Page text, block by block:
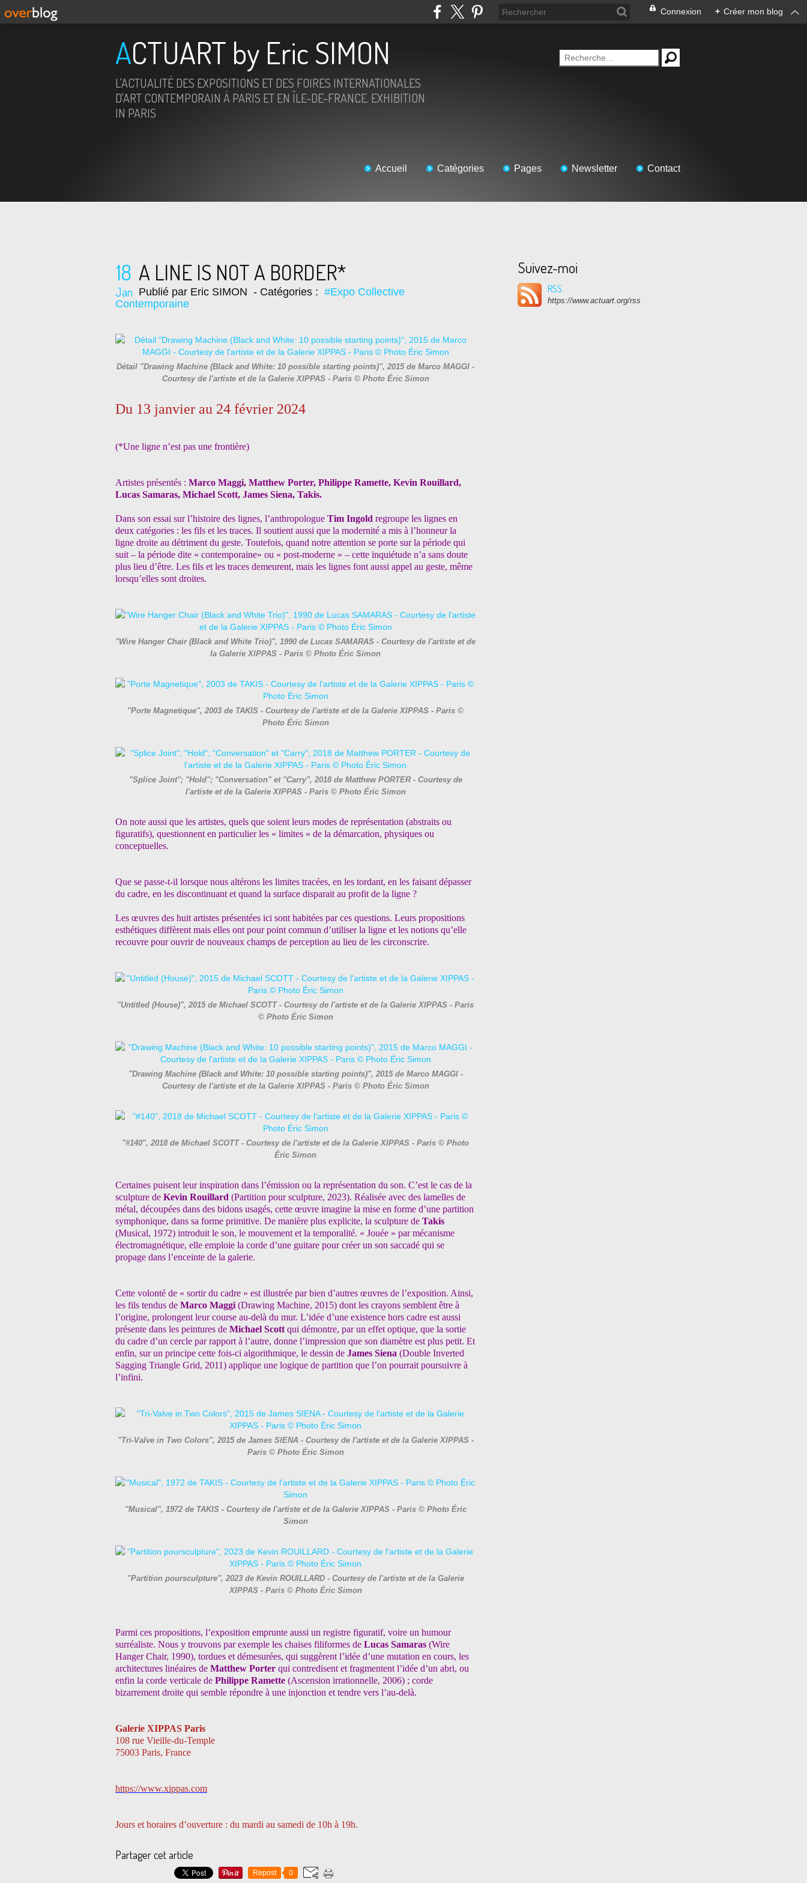
Connexion + Créer mon blog
ACTUART by Eric SIMON
L'ACTUALITÉ DES EXPOSITIONS ET DES FOIRES INTERNATIONALES
D'ART CONTEMPORAIN À PARIS ET EN ÎLE-DE-FRANCE. EXHIBITION
IN PARIS
Accueil Catégories Pages Newsletter Contact
18
Jan
A LINE IS NOT A BORDER*
Publié par Eric SIMON - Catégories : #Expo Collective
Contemporaine
Détail "Drawing Machine (Black and White: 10 possible starting points)", 2015 de Marco MAGGI -
Courtesy de l'artiste et de la Galerie XIPPAS - Paris © Photo Éric Simon
Du 13 janvier au 24 février 2024
(*Une ligne n’est pas une frontière)
Artistes présentés : Marco Maggi, Matthew Porter, Philippe Ramette, Kevin Rouillard,
Lucas Samaras, Michael Scott, James Siena, Takis.
Dans son essai sur l’histoire des lignes, l’anthropologue Tim Ingold regroupe les lignes en
deux catégories : les fils et les traces. Il soutient aussi que la modernité a mis à l’honneur la
ligne droite au détriment du geste. Toutefois, quand notre attention se porte sur la période qui
suit – la période dite « contemporaine» ou « post-moderne » – cette inquiétude n’a sans doute
plus lieu d’être. Les fils et les traces demeurent, mais les lignes font aussi appel au geste, même
lorsqu’elles sont droites.
"Wire Hanger Chair (Black and White Trio)", 1990 de Lucas SAMARAS - Courtesy de l'artiste et de
la Galerie XIPPAS - Paris © Photo Éric Simon
"Porte Magnetique", 2003 de TAKIS - Courtesy de l'artiste et de la Galerie XIPPAS - Paris ©
Photo Éric Simon
"Splice Joint"; "Hold"; "Conversation" et "Carry", 2018 de Matthew PORTER - Courtesy de
l'artiste et de la Galerie XIPPAS - Paris © Photo Éric Simon
On note aussi que les artistes, quels que soient leurs modes de représentation (abstraits ou
figuratifs), questionnent en particulier les « limites » de la démarcation, physiques ou
conceptuelles.
Que se passe-t-il lorsque nous altérons les limites tracées, en les tordant, en les faisant dépasser
du cadre, en les discontinuant et quand la surface disparait au profit de la ligne ?
Les œuvres des huit artistes présentées ici sont habitées par ces questions. Leurs propositions
esthétiques diffèrent mais elles ont pour point commun d’utiliser la ligne et les notions qu’elle
recouvre pour ouvrir de nouveaux champs de perception au lieu de les circonscrire.
"Untitled (House)", 2015 de Michael SCOTT - Courtesy de l'artiste et de la Galerie XIPPAS - Paris
© Photo Éric Simon
"Drawing Machine (Black and White: 10 possible starting points)", 2015 de Marco MAGGI -
Courtesy de l'artiste et de la Galerie XIPPAS - Paris © Photo Éric Simon
"#140", 2018 de Michael SCOTT - Courtesy de l'artiste et de la Galerie XIPPAS - Paris © Photo
Éric Simon
Certaines puisent leur inspiration dans l’émission ou la représentation du son. C’est le cas de la
sculpture de Kevin Rouillard (Partition pour sculpture, 2023). Réalisée avec des lamelles de
métal, découpées dans des bidons usagés, cette œuvre imagine la mise en forme d’une partition
symphonique, dans sa forme primitive. De manière plus explicite, la sculpture de Takis
(Musical, 1972) introduit le son, le mouvement et la temporalité. « Jouée » par mécanisme
électromagnétique, elle emploie la corde d’une guitare pour créer un son saccadé qui se
propage dans l’enceinte de la galerie.
Cette volonté de « sortir du cadre » est illustrée par bien d’autres œuvres de l’exposition. Ainsi,
les fils tendus de Marco Maggi (Drawing Machine, 2015) dont les crayons semblent être à
l’origine, prolongent leur course au-delà du mur. L’idée d’une existence hors cadre est aussi
présente dans les peintures de Michael Scott qui démontre, par un effet optique, que la sortie
du cadre d’un cercle par rapport à l’autre, donne l’impression que son diamètre est plus petit. Et
enfin, sur un principe cette fois-ci algorithmique, le dessin de James Siena (Double Inverted
Sagging Triangle Grid, 2011) applique une logique de partition que l’on pourrait poursuivre à
l’infini.
"Tri-Valve in Two Colors", 2015 de James SIENA - Courtesy de l'artiste et de la Galerie XIPPAS -
Paris © Photo Éric Simon
"Musical", 1972 de TAKIS - Courtesy de l'artiste et de la Galerie XIPPAS - Paris © Photo Éric
Simon
"Partition poursculpture", 2023 de Kevin ROUILLARD - Courtesy de l'artiste et de la Galerie
XIPPAS - Paris © Photo Éric Simon
Parmi ces propositions, l’exposition emprunte aussi un registre figuratif, voire un humour
surréaliste. Nous y trouvons par exemple les chaises filiformes de Lucas Samaras (Wire
Hanger Chair, 1990), tordues et démesurées, qui suggèrent l’idée d’une mutation en cours, les
architectures linéaires de Matthew Porter qui contredisent et fragmentent l’idée d’un abri, ou
enfin la corde verticale de Philippe Ramette (Ascension irrationnelle, 2006) ; corde
bizarrement droite qui semble répondre à une injonction et tendre vers l’au-delà.
Galerie XIPPAS Paris
108 rue Vieille-du-Temple
75003 Paris, France
https://www.xippas.com
Jours et horaires d’ouverture : du mardi au samedi de 10h à 19h.
Partager cet article
Repost 0
Suivez-moi
RSS
https://www.actuart.org/rss